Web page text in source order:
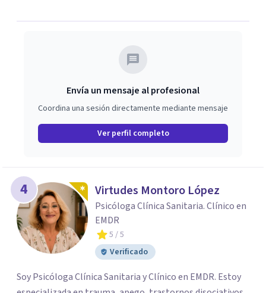
Envía un mensaje al profesional
Coordina una sesión directamente mediante mensaje
Ver perfil completo
4 Virtudes Montoro López
Psicóloga Clínica Sanitaria. Clínico en
EMDR
5 / 5
Verificado
Soy Psicóloga Clínica Sanitaria y Clínico en EMDR. Estoy